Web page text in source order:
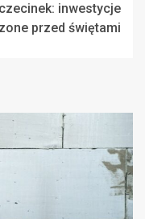
inwestycje
przed świętami